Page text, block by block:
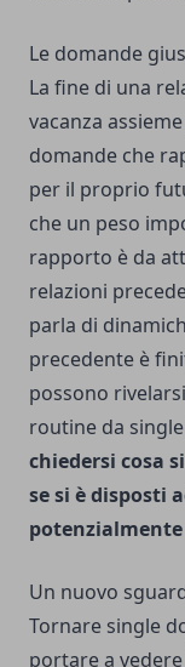
Le domande
La fine di una
vacanza
domande che
per il proprio
che un peso
rapporto è da
relazioni
parla di
precedente è
possono
routine da
chiedersi cosa
se si è disposti
Un nuovo
Tornare single
portare a